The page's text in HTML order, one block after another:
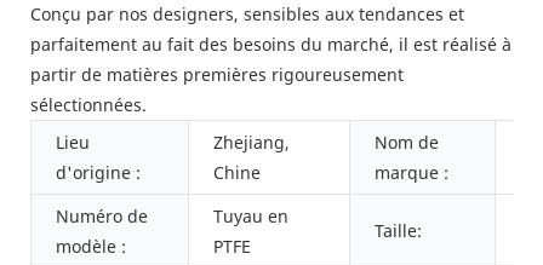
Conçu par nos designers, sensibles aux tendances et
parfaitement au fait des besoins du marché, il est réalisé à
partir de matières premières rigoureusement
sélectionnées.
Lieu
d'origine :
Zhejiang,
Chine
Nom de
marque :
Numéro de
modèle :
Tuyau en
PTFE
Taille: